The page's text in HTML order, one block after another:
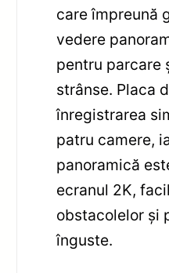
care împreună
vedere
pentru parcare
strânse. Placa
înregistrarea
patru camere,
panoramică
ecranul 2K,
obstacolelor și
înguste.